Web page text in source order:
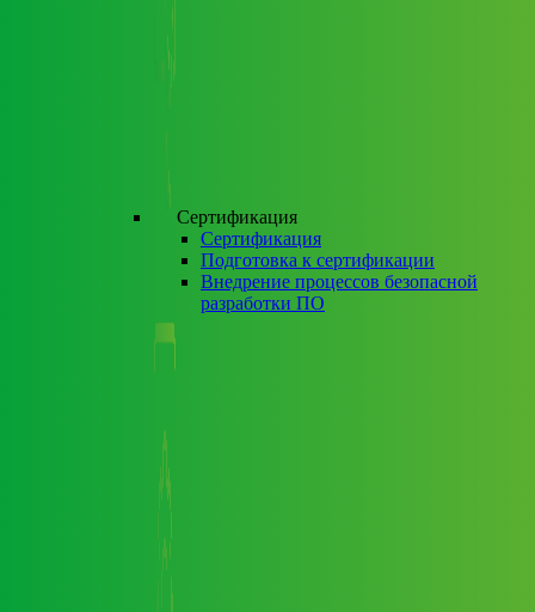
Сертификация
Сертификация
Подготовка к сертификации
Внедрение процессов безопасной
разработки ПО